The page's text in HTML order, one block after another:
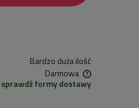
Bardzo duża ilość
Darmowa
kosztów
sprawdź formy dostawy